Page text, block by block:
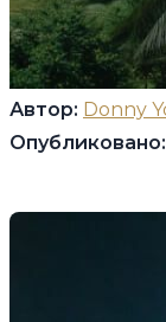
Автор: Donny
Опубликовано: